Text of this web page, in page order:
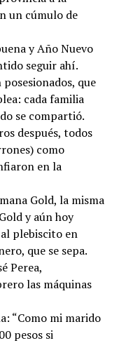
un cúmulo de
y Año Nuevo
seguir ahí.
que
cada familia
se compartió.
después, todos
como
en la
Gold, la misma
y aún hoy
plebiscito en
que se sepa.
Perea,
las máquinas
“Como mi marido
pesos si